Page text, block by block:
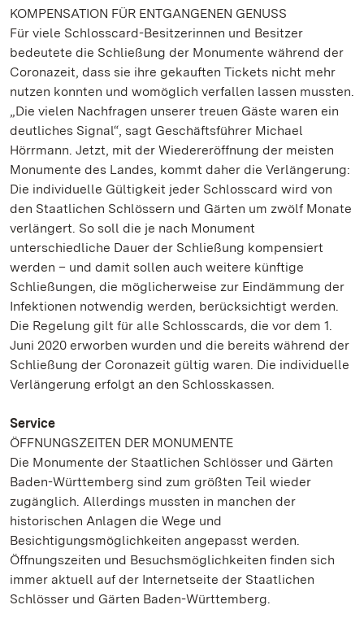
KOMPENSATION FÜR ENTGANGENEN GENUSS
Für viele Schlosscard-Besitzerinnen und Besitzer
bedeutete die Schließung der Monumente während der
Coronazeit, dass sie ihre gekauften Tickets nicht mehr
nutzen konnten und womöglich verfallen lassen mussten.
„Die vielen Nachfragen unserer treuen Gäste waren ein
deutliches Signal“, sagt Geschäftsführer Michael
Hörrmann. Jetzt, mit der Wiedereröffnung der meisten
Monumente des Landes, kommt daher die Verlängerung:
Die individuelle Gültigkeit jeder Schlosscard wird von
den Staatlichen Schlössern und Gärten um zwölf Monate
verlängert. So soll die je nach Monument
unterschiedliche Dauer der Schließung kompensiert
werden – und damit sollen auch weitere künftige
Schließungen, die möglicherweise zur Eindämmung der
Infektionen notwendig werden, berücksichtigt werden.
Die Regelung gilt für alle Schlosscards, die vor dem 1.
Juni 2020 erworben wurden und die bereits während der
Schließung der Coronazeit gültig waren. Die individuelle
Verlängerung erfolgt an den Schlosskassen.
Service
ÖFFNUNGSZEITEN DER MONUMENTE
Die Monumente der Staatlichen Schlösser und Gärten
Baden-Württemberg sind zum größten Teil wieder
zugänglich. Allerdings mussten in manchen der
historischen Anlagen die Wege und
Besichtigungsmöglichkeiten angepasst werden.
Öffnungszeiten und Besuchsmöglichkeiten finden sich
immer aktuell auf der Internetseite der Staatlichen
Schlösser und Gärten Baden-Württemberg.